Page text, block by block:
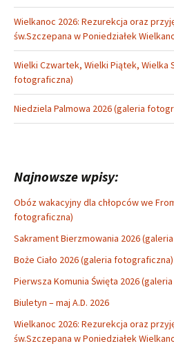
Wielkanoc 2026: Rezurekcja oraz
św.Szczepana w Poniedziałek
Wielki Czwartek, Wielki Piątek, Wielka
fotograficzna)
Niedziela Palmowa 2026 (galeria
Najnowsze wpisy:
Obóz wakacyjny dla chłopców we
fotograficzna)
Sakrament Bierzmowania 2026
Boże Ciało 2026 (galeria fotograficzna)
Pierwsza Komunia Święta 2026
Biuletyn – maj A.D. 2026
Wielkanoc 2026: Rezurekcja oraz
św.Szczepana w Poniedziałek